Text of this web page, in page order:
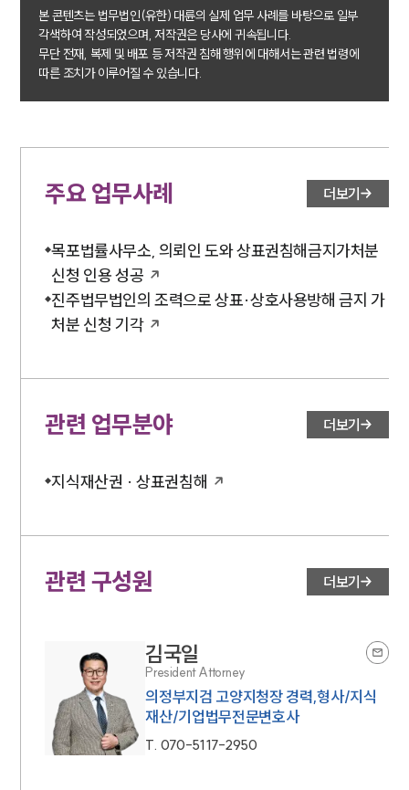
대륜법률상담예약
대륜법률상담예약
본 콘텐츠는 법무법인(유한) 대륜의 실제 업무 사례를 바탕으로 일부
각색하여 작성되었으며, 저작권은 당사에 귀속됩니다.
무단 전재, 복제 및 배포 등 저작권 침해 행위에 대해서는 관련 법령에
따른 조치가 이루어질 수 있습니다.
주요 업무사례 더보기
목포법률사무소, 의뢰인 도와 상표권침해금지가처분
신청 인용 성공
진주법무법인의 조력으로 상표·상호사용방해 금지 가
처분 신청 기각
관련 업무분야 더보기
지식재산권 · 상표권침해
관련 구성원 더보기
김국일
President Attorney
의정부지검 고양지청장 경력,형사/지식
재산/기업법무전문변호사
T. 070-5117-2950